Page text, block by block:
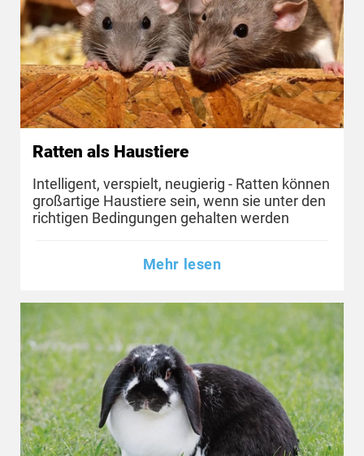
Ratten als Haustiere
Intelligent, verspielt, neugierig - Ratten können
großartige Haustiere sein, wenn sie unter den
richtigen Bedingungen gehalten werden
Mehr lesen